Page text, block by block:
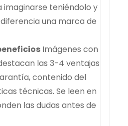
imaginarse teniéndolo y
una marca de
Imágenes con
las 3-4 ventajas
contenido del
técnicas. Se leen en
las dudas antes de